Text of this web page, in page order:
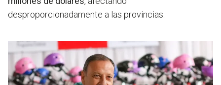
desproporcionadamente a las provincias.